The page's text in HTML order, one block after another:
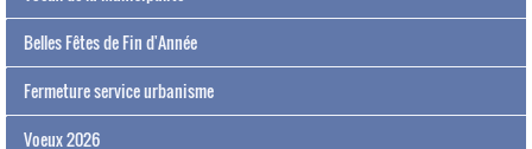
Belles Fêtes de Fin d'Année
Fermeture service urbanisme
Voeux 2026